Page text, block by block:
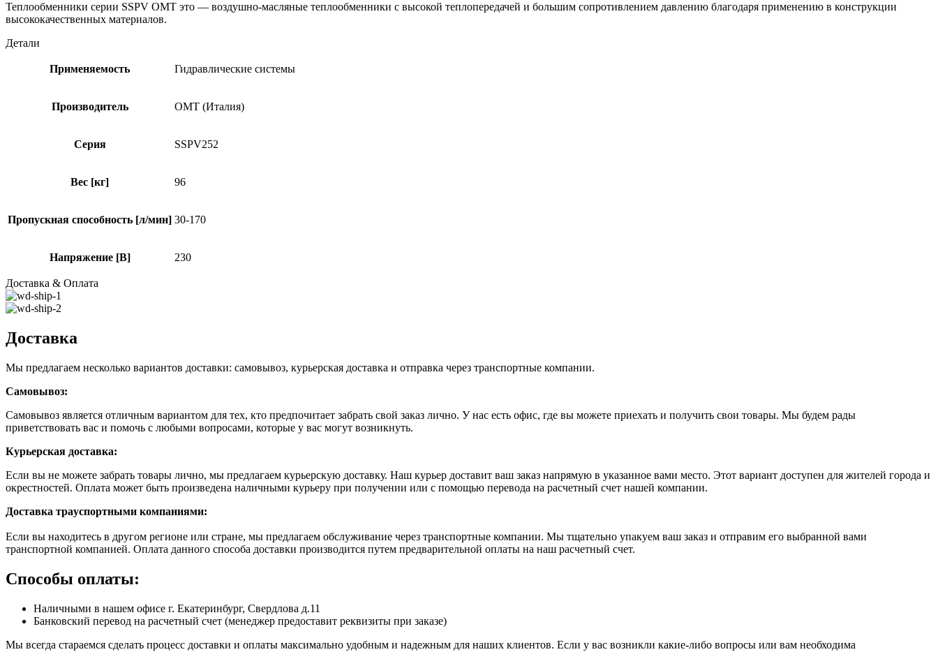
Теплообменники серии SSPV OMT это — воздушно-масляные теплообменники с высокой теплопередачей и большим сопротивлением давлению благодаря применению в конструкции
высококачественных материалов.
Детали
Применяемость Гидравлические системы
Производитель OMT (Италия)
Серия SSPV252
Вес [кг] 96
Пропускная способность [л/мин] 30-170
Напряжение [В] 230
Доставка & Оплата
Доставка
Мы предлагаем несколько вариантов доставки: самовывоз, курьерская доставка и отправка через транспортные компании.
Самовывоз:
Самовывоз является отличным вариантом для тех, кто предпочитает забрать свой заказ лично. У нас есть офис, где вы можете приехать и получить свои товары. Мы будем рады
приветствовать вас и помочь с любыми вопросами, которые у вас могут возникнуть.
Курьерская доставка:
Если вы не можете забрать товары лично, мы предлагаем курьерскую доставку. Наш курьер доставит ваш заказ напрямую в указанное вами место. Этот вариант доступен для жителей города и
окрестностей. Оплата может быть произведена наличными курьеру при получении или с помощью перевода на расчетный счет нашей компании.
Доставка траyспортными компаниями:
Если вы находитесь в другом регионе или стране, мы предлагаем обслуживание через транспортные компании. Мы тщательно упакуем ваш заказ и отправим его выбранной вами
транспортной компанией. Оплата данного способа доставки производится путем предварительной оплаты на наш расчетный счет.
Способы оплаты:
Наличными в нашем офисе г. Екатеринбург, Свердлова д.11
Банковский перевод на расчетный счет (менеджер предоставит реквизиты при заказе)
Мы всегда стараемся сделать процесс доставки и оплаты максимально удобным и надежным для наших клиентов. Если у вас возникли какие-либо вопросы или вам необходима